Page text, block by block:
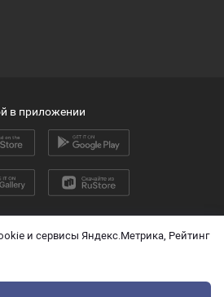
и сервисы Яндекс.Метрика, Рейтинг
данных
в приложении